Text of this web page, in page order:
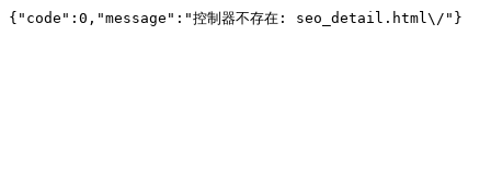
{"code":0,"message":"控制器不存在: seo_detail.html\/"}